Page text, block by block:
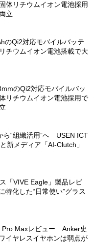
体リチウムイオン電池採用
立
のQi2対応モバイルバッテ
チウムイオン電池搭載で大
のQi2対応モバイルバッ
リチウムイオン電池採用で
ら“組織活用”へ USEN ICT
新メディア「AI-Clutch」
「VIVE Eagle」製品レビ
化した“日常使い”グラス
Pro Maxレビュー Anker史
イヤレスイヤホンは弱点が